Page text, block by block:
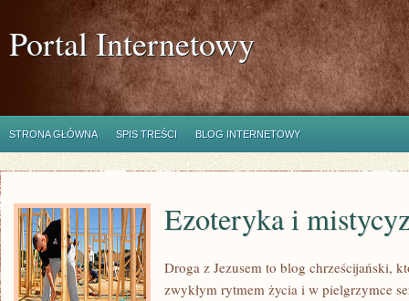
Portal Internetowy
STRONA GŁÓWNA SPIS TREŚCI BLOG INTERNETOWY
Ezoteryka i
Droga z Jezusem to blog chrześcijański,
zwykłym rytmem życia i w pielgrzymce